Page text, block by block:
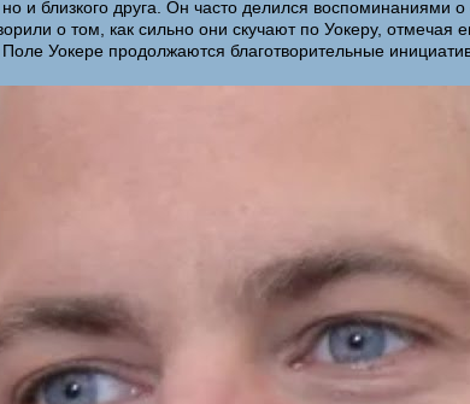
и близкого друга. Он часто делился
о том, как сильно они скучают по Уокеру, отмечая
Уокере продолжаются благотворительные